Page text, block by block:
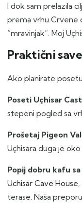
I dok sam prelazila
prema vrhu Crvene
“mravinjak”. Moj
Praktični
Ako planirate
Poseti Uçhisar
stepeni pogled sa
Prošetaj Pigeon
Uçhisara duga je
Popij dobru kafu
Uchisar Cave House
terase. Naša